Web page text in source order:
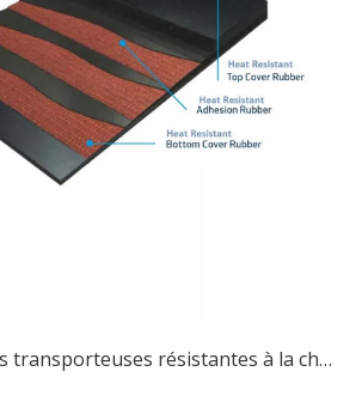
Guide des bandes transporteuses résistantes à la chaleur : ce que les acheteurs doivent vérifier